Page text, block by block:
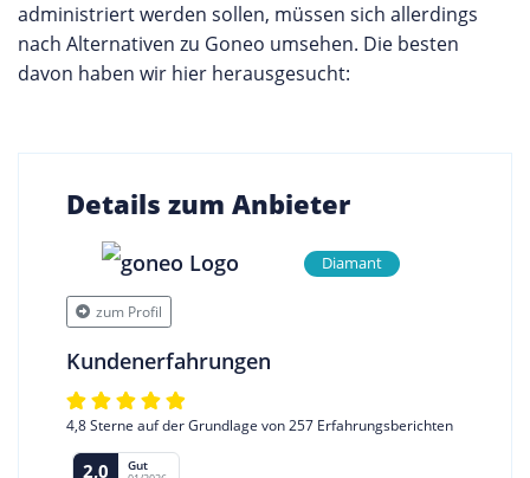
administriert werden sollen, müssen sich allerdings
nach Alternativen zu Goneo umsehen. Die besten
davon haben wir hier herausgesucht:
Details zum Anbieter
Diamant
zum Profil
Kundenerfahrungen
4,8 Sterne auf der Grundlage von 257 Erfahrungsberichten
2,0 Gut